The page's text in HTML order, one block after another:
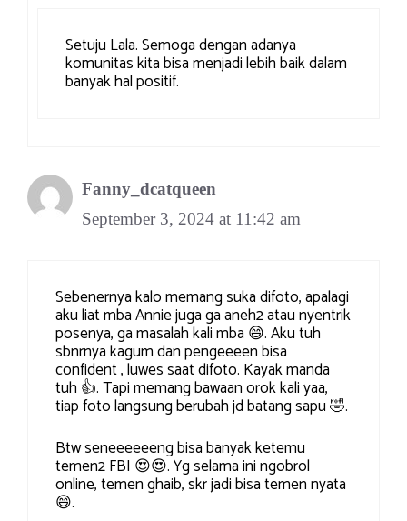
Setuju Lala. Semoga dengan adanya
komunitas kita bisa menjadi lebih baik dalam
banyak hal positif.
Fanny_dcatqueen
September 3, 2024 at 11:42 am
Sebenernya kalo memang suka difoto, apalagi
aku liat mba Annie juga ga aneh2 atau nyentrik
posenya, ga masalah kali mba 😄. Aku tuh
sbnrnya kagum dan pengeeeen bisa
confident , luwes saat difoto. Kayak manda
tuh 👍. Tapi memang bawaan orok kali yaa,
tiap foto langsung berubah jd batang sapu 🤣.
Btw seneeeeeeng bisa banyak ketemu
temen2 FBI 😍😍. Yg selama ini ngobrol
online, temen ghaib, skr jadi bisa temen nyata
😄.